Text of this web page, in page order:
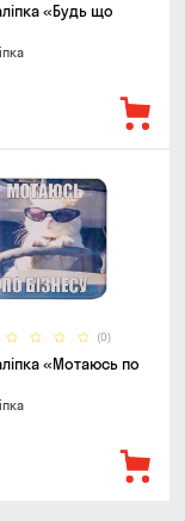
«Будь що
(0)
«Мотаюсь по